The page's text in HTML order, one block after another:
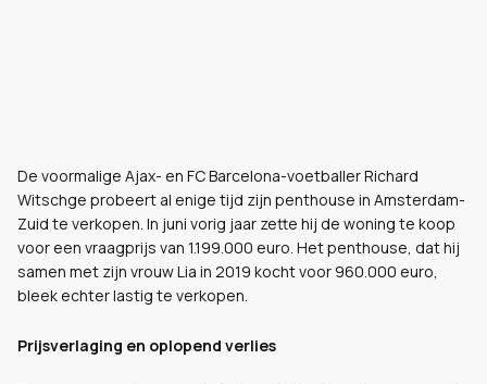
De voormalige Ajax- en FC Barcelona-voetballer Richard
Witschge probeert al enige tijd zijn penthouse in Amsterdam-
Zuid te verkopen. In juni vorig jaar zette hij de woning te koop
voor een vraagprijs van 1.199.000 euro. Het penthouse, dat hij
samen met zijn vrouw Lia in 2019 kocht voor 960.000 euro,
bleek echter lastig te verkopen.
Prijsverlaging en oplopend verlies